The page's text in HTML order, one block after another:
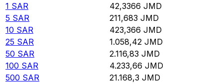
1 SAR 42,3366 JMD
5 SAR 211,683 JMD
10 SAR 423,366 JMD
25 SAR 1.058,42 JMD
50 SAR 2.116,83 JMD
100 SAR 4.233,66 JMD
500 SAR 21.168,3 JMD